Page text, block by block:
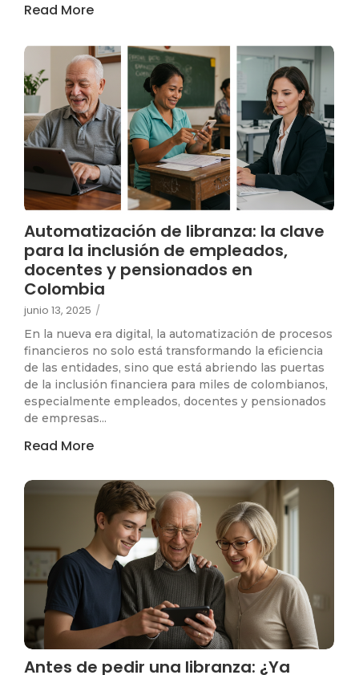
Read More
Automatización de libranza: la clave
para la inclusión de empleados,
docentes y pensionados en
Colombia
junio 13, 2025 /
En la nueva era digital, la automatización de procesos
financieros no solo está transformando la eficiencia
de las entidades, sino que está abriendo las puertas
de la inclusión financiera para miles de colombianos,
especialmente empleados, docentes y pensionados
de empresas...
Read More
Antes de pedir una libranza: ¿Ya